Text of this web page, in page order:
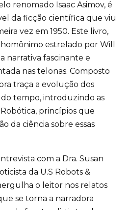
renomado Isaac Asimov, é
da ficção científica que viu
vez em 1950. Este livro,
estrelado por Will
narrativa fascinante e
nas telonas. Composto
traça a evolução dos
tempo, introduzindo as
Robótica, princípios que
da ciência sobre essas
com a Dra. Susan
da U.S Robots &
o leitor nos relatos
se torna a narradora